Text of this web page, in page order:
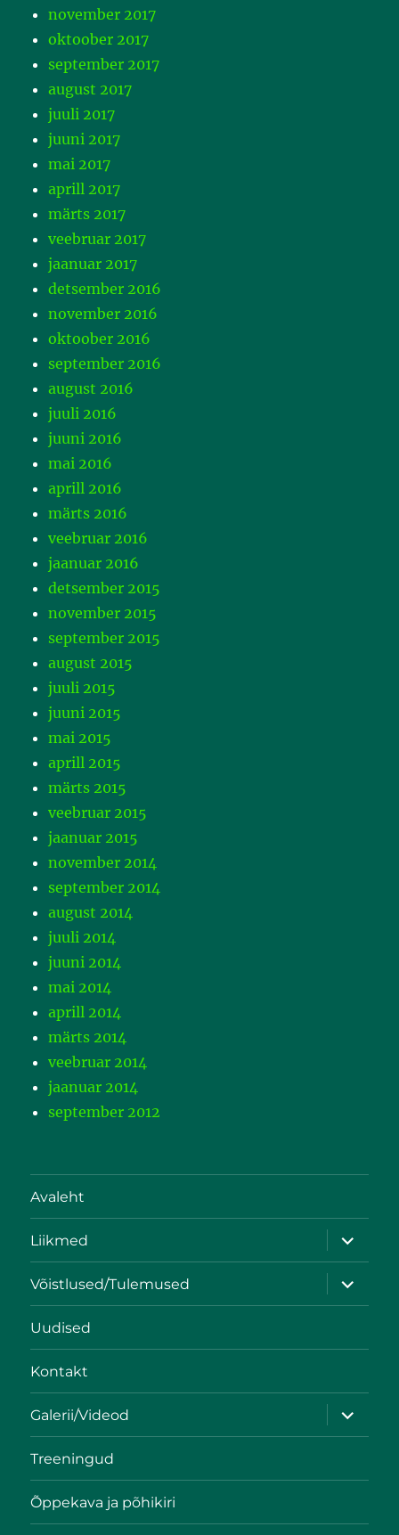
november 2017
oktoober 2017
september 2017
august 2017
juuli 2017
juuni 2017
mai 2017
aprill 2017
märts 2017
veebruar 2017
jaanuar 2017
detsember 2016
november 2016
oktoober 2016
september 2016
august 2016
juuli 2016
juuni 2016
mai 2016
aprill 2016
märts 2016
veebruar 2016
jaanuar 2016
detsember 2015
november 2015
september 2015
august 2015
juuli 2015
juuni 2015
mai 2015
aprill 2015
märts 2015
veebruar 2015
jaanuar 2015
november 2014
september 2014
august 2014
juuli 2014
juuni 2014
mai 2014
aprill 2014
märts 2014
veebruar 2014
jaanuar 2014
september 2012
Avaleht
Liikmed
Võistlused/Tulemused
Uudised
Kontakt
Galerii/Videod
Treeningud
Õppekava ja põhikiri